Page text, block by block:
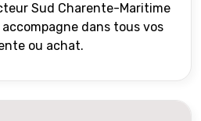
Sud Charente-Maritime
dans tous vos
ou achat.